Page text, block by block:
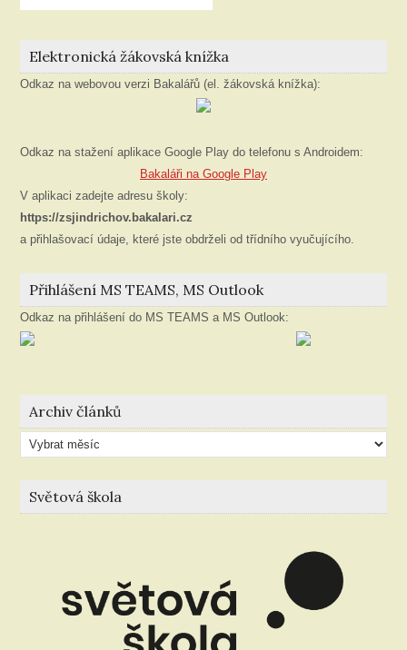
Elektronická žákovská knížka
Odkaz na webovou verzi Bakalářů (el. žákovská knížka):
Odkaz na stažení aplikace Google Play do telefonu s Androidem:
Bakaláři na Google Play
V aplikaci zadejte adresu školy:
https://zsjindrichov.bakalari.cz
a přihlašovací údaje, které jste obdrželi od třídního vyučujícího.
Přihlášení MS TEAMS, MS Outlook
Odkaz na přihlášení do MS TEAMS a MS Outlook:
Archiv článků
Archiv
článků
Světová škola